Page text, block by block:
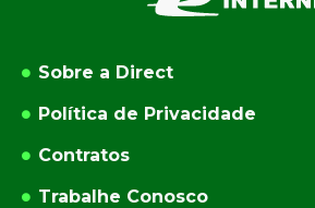
Sobre a Direct
Política de Privacidade
Contratos
Trabalhe Conosco